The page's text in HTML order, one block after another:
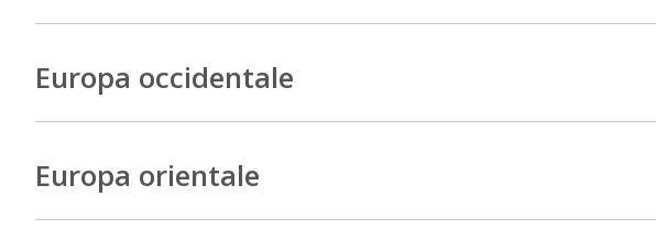
Europa occidentale
Europa orientale